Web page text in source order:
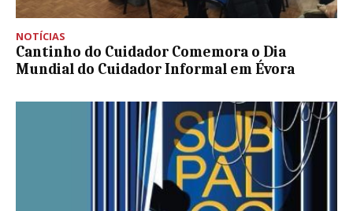
NOTÍCIAS
Cantinho do Cuidador Comemora o Dia
Mundial do Cuidador Informal em Évora